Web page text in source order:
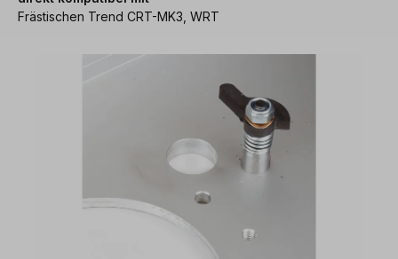
Frästischen Trend CRT-MK3, WRT